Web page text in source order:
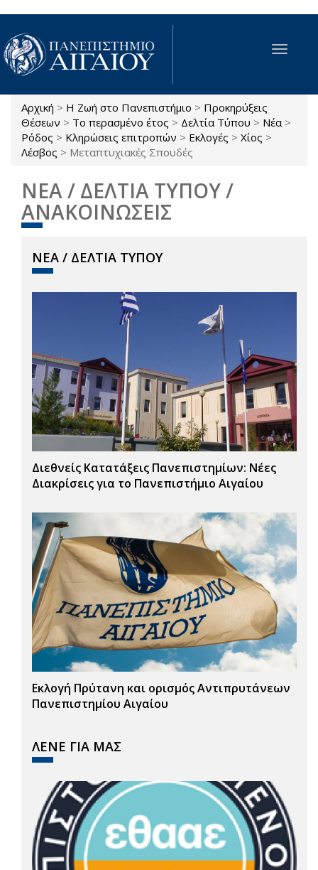
Παράκαμψη προς το κυρίως περιεχόμενο
Toggle
Είστε εδώ
Αρχική > Η Ζωή στο Πανεπιστήμιο > Προκηρύξεις
Θέσεων > Το περασμένο έτος > Δελτία Τύπου > Νέα >
Ρόδος > Κληρώσεις επιτροπών > Εκλογές > Χίος >
Λέσβος > Μεταπτυχιακές Σπουδές
ΝΕΑ / ΔΕΛΤΙΑ ΤΥΠΟΥ /
ΑΝΑΚΟΙΝΩΣΕΙΣ
ΝΕΑ / ΔΕΛΤΙΑ ΤΥΠΟΥ
Διεθνείς Κατατάξεις Πανεπιστημίων: Νέες
Διακρίσεις για το Πανεπιστήμιο Αιγαίου
Εκλογή Πρύτανη και ορισμός Αντιπρυτάνεων
Πανεπιστημίου Αιγαίου
ΛΕΝΕ ΓΙΑ ΜΑΣ